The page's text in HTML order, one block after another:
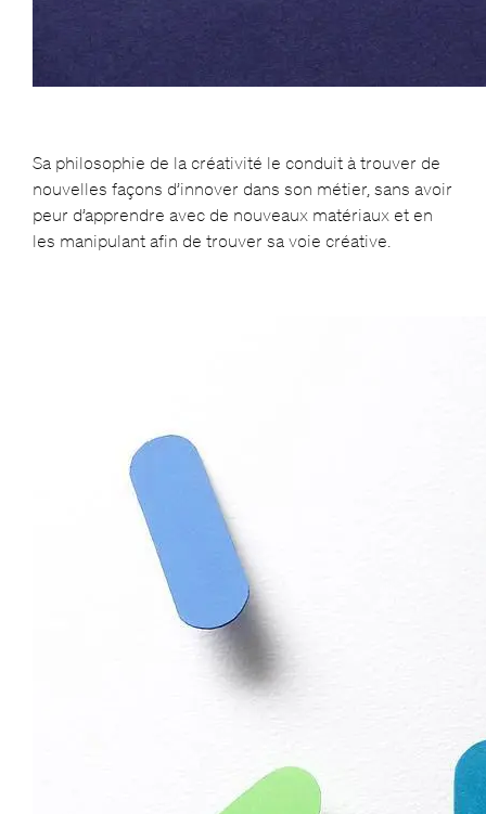
Sa philosophie de la créativité le conduit à trouver de
nouvelles façons d’innover dans son métier, sans avoir
peur d’apprendre avec de nouveaux matériaux et en
les manipulant afin de trouver sa voie créative.